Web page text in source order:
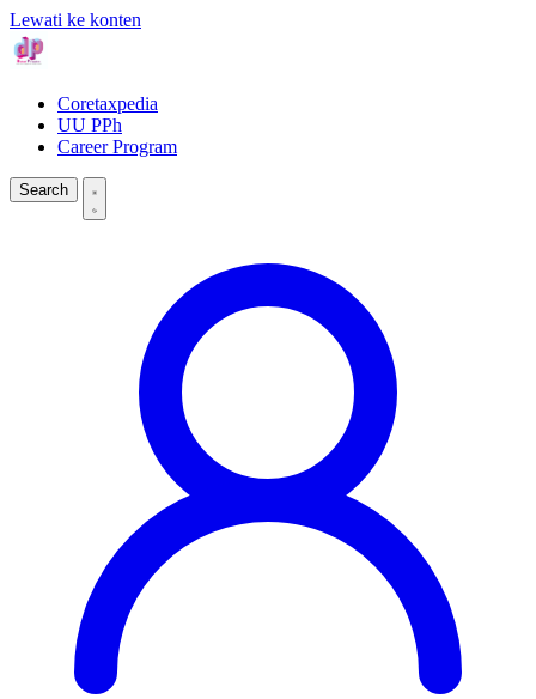
Lewati ke konten
Coretaxpedia
UU PPh
Career Program
Search